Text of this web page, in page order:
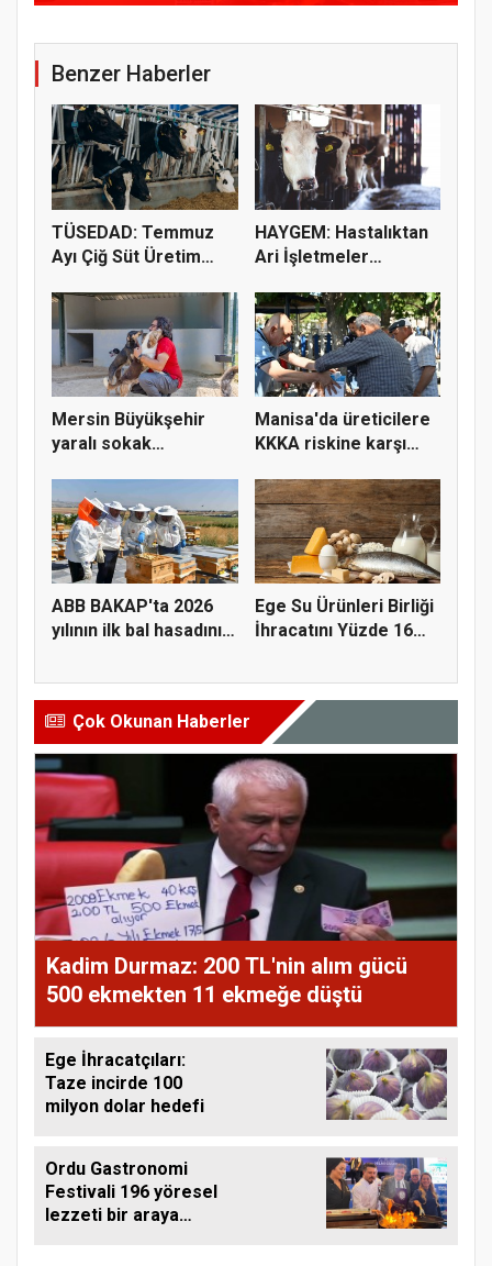
Benzer Haberler
TÜSEDAD: Temmuz
Ayı Çiğ Süt Üretim
HAYGEM: Hastalıktan
Ari İşletmeler
Mersin Büyükşehir
yaralı sokak
Manisa'da üreticilere
KKKA riskine karşı
ABB BAKAP'ta 2026
yılının ilk bal hasadını
Ege Su Ürünleri Birliği
İhracatını Yüzde 16
Çok Okunan Haberler
Kadim Durmaz: 200 TL'nin alım gücü
500 ekmekten 11 ekmeğe düştü
Ege İhracatçıları:
Taze incirde 100
milyon dolar hedefi
Ordu Gastronomi
Festivali 196 yöresel
lezzeti bir araya